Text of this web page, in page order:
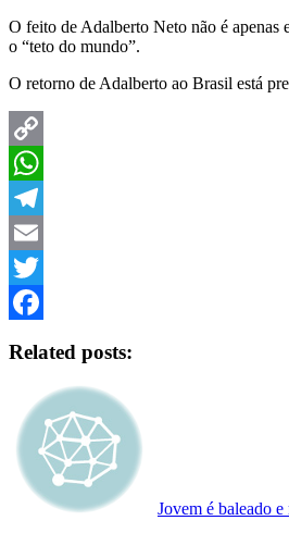
O feito de Adalberto Neto não é apenas
o “teto do mundo”.
O retorno de Adalberto ao Brasil está
Copy
Link
WhatsApp
Telegram
Email
Twitter
Related posts:
Jovem é baleado